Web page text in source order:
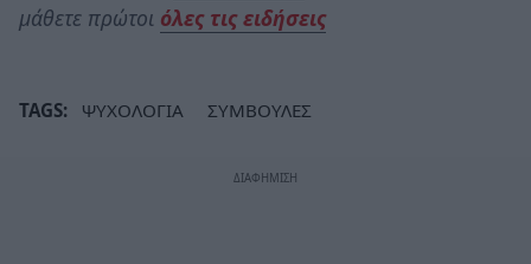
μάθετε πρώτοι όλες τις ειδήσεις
TAGS: ΨΥΧΟΛΟΓΙΑ ΣΥΜΒΟΥΛΕΣ